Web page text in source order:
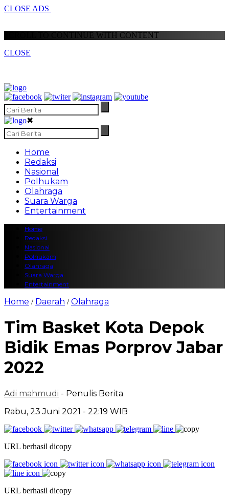
CLOSE ADS
SCROLL TO CONTINUE WITH CONTENT
CLOSE
✖
Home
Redaksi
Nasional
Polhukam
Olahraga
Suara Warga
Entertainment
Home
Redaksi
Nasional
Polhukam
Olahraga
Suara Warga
Entertainment
Home / Daerah /Olahraga
Tim Basket Kota Depok
Bidik Emas Porprov Jabar
2022
Adi mahmudi - Penulis Berita
Rabu, 23 Juni 2021 - 22:19 WIB
URL berhasil dicopy
URL berhasil dicopy